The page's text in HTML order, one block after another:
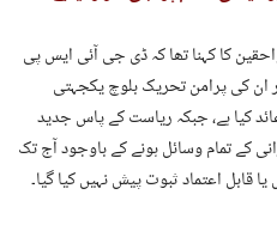
کا کہنا تھا کہ ڈی جی آئی ایس پی
ان کی پرامن تحریک بلوچ یکجہتی
کیا ہے، جبکہ ریاست کے پاس جدید
کے تمام وسائل ہونے کے باوجود آج تک
اعتماد ثبوت پیش نہیں کیا گیا۔